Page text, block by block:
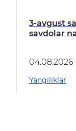
3-avgust
savdolar
04.08.2026
Yangiliklar